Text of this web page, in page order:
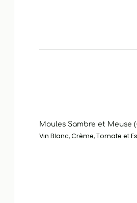
Moules Sambre et Meuse
Vin Blanc, Crème, Tomate et